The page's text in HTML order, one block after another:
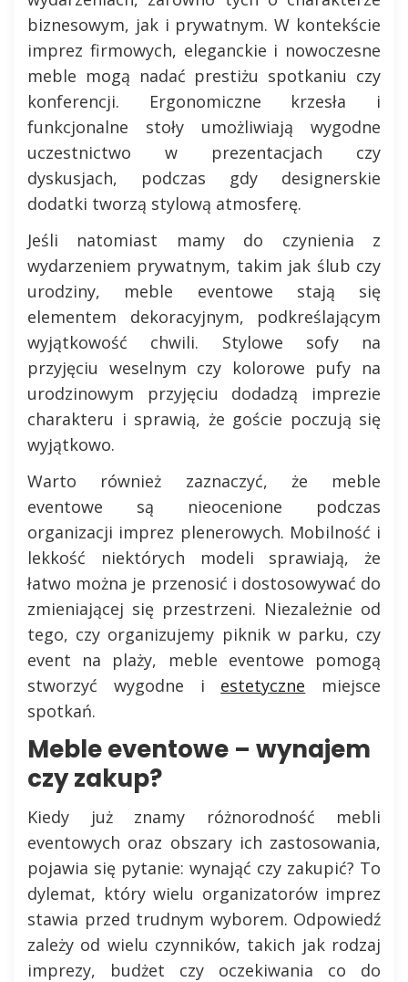
biznesowym, jak i prywatnym. W kontekście
imprez firmowych, eleganckie i nowoczesne
meble mogą nadać prestiżu spotkaniu czy
konferencji. Ergonomiczne krzesła i
funkcjonalne stoły umożliwiają wygodne
uczestnictwo w prezentacjach czy
dyskusjach, podczas gdy designerskie
dodatki tworzą stylową atmosferę.
Jeśli natomiast mamy do czynienia z
wydarzeniem prywatnym, takim jak ślub czy
urodziny, meble eventowe stają się
elementem dekoracyjnym, podkreślającym
wyjątkowość chwili. Stylowe sofy na
przyjęciu weselnym czy kolorowe pufy na
urodzinowym przyjęciu dodadzą imprezie
charakteru i sprawią, że goście poczują się
wyjątkowo.
Warto również zaznaczyć, że meble
eventowe są nieocenione podczas
organizacji imprez plenerowych. Mobilność i
lekkość niektórych modeli sprawiają, że
łatwo można je przenosić i dostosowywać do
zmieniającej się przestrzeni. Niezależnie od
tego, czy organizujemy piknik w parku, czy
event na plaży, meble eventowe pomogą
stworzyć wygodne i estetyczne miejsce
spotkań.
Meble eventowe – wynajem
czy zakup?
Kiedy już znamy różnorodność mebli
eventowych oraz obszary ich zastosowania,
pojawia się pytanie: wynająć czy zakupić? To
dylemat, który wielu organizatorów imprez
stawia przed trudnym wyborem. Odpowiedź
zależy od wielu czynników, takich jak rodzaj
imprezy, budżet czy oczekiwania co do